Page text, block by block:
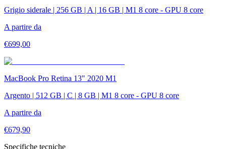
Grigio siderale | 256 GB | A | 16 GB | M1 8 core - GPU 8 core
A partire da
€699,00
MacBook Pro Retina 13" 2020 M1
Argento | 512 GB | C | 8 GB | M1 8 core - GPU 8 core
A partire da
€679,90
Specifiche tecniche